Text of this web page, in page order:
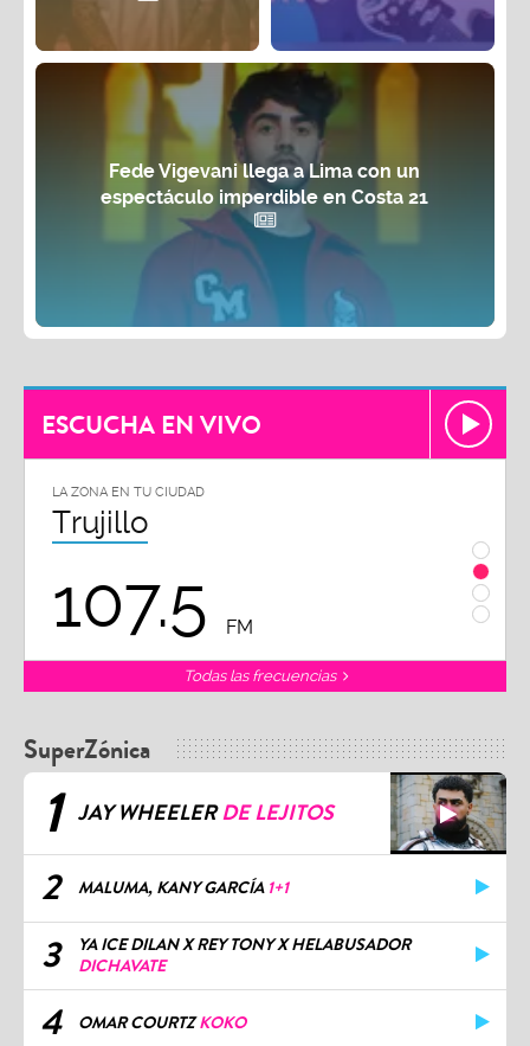
Fede Vigevani llega a Lima con un
espectáculo imperdible en Costa 21
ESCUCHA EN VIVO
LA ZONA EN TU CIUDAD
Trujillo
107.5 FM
Todas las frecuencias
SuperZónica
1 JAY WHEELERDE LEJITOS
2 MALUMA, KANY GARCÍA 1+1
3
YA ICE DILAN X REY TONY X HELABUSADOR
DICHAVATE
4 OMAR COURTZKOKO